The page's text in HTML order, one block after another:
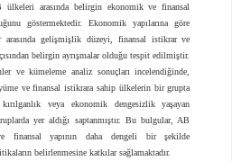
ülkeleri arasında belirgin ekonomik ve finansal
göstermektedir. Ekonomik yapılarına göre
arasında gelişmişlik düzeyi, finansal istikrar ve
belirgin ayrışmalar olduğu tespit edilmiştir.
ve kümeleme analiz sonuçları incelendiğinde,
ve finansal istikrara sahip ülkelerin bir grupta
veya ekonomik dengesizlik yaşayan
yer aldığı saptanmıştır. Bu bulgular, AB
finansal yapının daha dengeli bir şekilde
belirlenmesine katkılar sağlamaktadır.